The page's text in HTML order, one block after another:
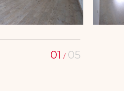
01 /05